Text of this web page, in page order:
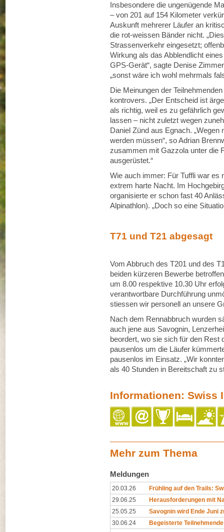
Insbesondere die ungenügende
– von 201 auf 154 Kilometer
Auskunft mehrerer Läufer an
die rot-weissen Bänder nicht.
Strassenverkehr eingesetzt;
Wirkung als das Abblendlicht
GPS-Gerät“, sagte Denise
„sonst wäre ich wohl mehrmals
Die Meinungen der
kontrovers. „Der Entscheid ist
als richtig, weil es zu gefährlich
lassen – nicht zuletzt wegen
Daniel Zünd aus Egnach.
werden müssen“, so Adrian
zusammen mit Gazzola unter die
ausgerüstet.“
Wie auch immer: Für Tuffli war es
extrem harte Nacht. Im
organisierte er schon fast 40
Alpinathlon). „Doch so eine
T71 und T21 abgesagt
Vom Abbruch des T201 und des
beiden kürzeren Bewerbe
um 8.00 respektive 10.30 Uhr
verantwortbare Durchführung
stiessen wir personell an unsere
Nach dem Rennabbruch wurden
auch jene aus Savognin,
beordert, wo sie sich für den Rest
pausenlos um die Läufer
pausenlos im Einsatz. „Wir
als 40 Stunden in Bereitschaft zu
Informationen: Swiss
Mehr zum Thema
Meldungen
20.03.26
Frühling auf den Trails:
29.06.25
Herausforderungen mit
25.05.25
Savognin wird Ende Juni
30.06.24
Begeisterte